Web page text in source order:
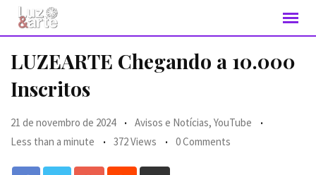
LUZEARTE Chegando a 10.000
Inscritos
21 de novembro de 2024 Avisos e Notícias, YouTube
Less than a minute
372 Views 0 Comments